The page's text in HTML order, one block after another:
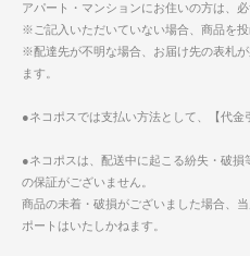
アパート・マンションにお住いの方は、
※ご記入いただいていない場合、商品を投
※配達先が不明な場合、お届け先の表札
ます。
●ネコポスでは支払い方法として、【代金
●ネコポスは、配送中に起こる紛失・破
の保証がございません。
商品の未着・破損がございました場合、
ポートはいたしかねます。